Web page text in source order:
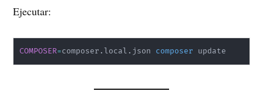
Ejecutar:
COMPOSER=composer.local.json composer update